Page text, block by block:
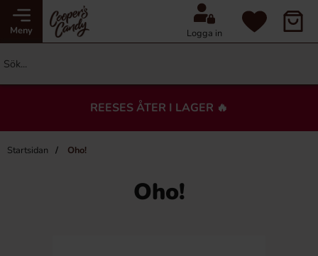
Meny Logga in
REESES ÅTER I LAGER 🔥
Startsidan Oho!
Oho!